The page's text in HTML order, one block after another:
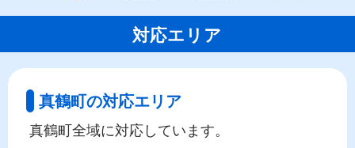
対応エリア
真鶴町の対応エリア
真鶴町全域に対応しています。